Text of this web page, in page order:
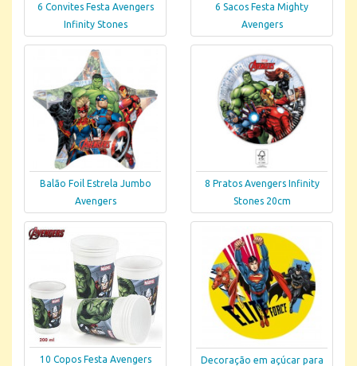
6 Convites Festa Avengers
Infinity Stones
6 Sacos Festa Mighty
Avengers
Balão Foil Estrela Jumbo
Avengers
8 Pratos Avengers Infinity
Stones 20cm
10 Copos Festa Avengers
Decoração em açúcar para